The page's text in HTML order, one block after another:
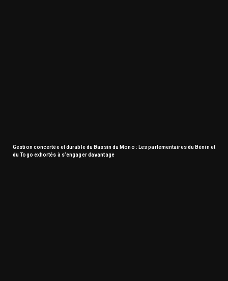
Gestion concertée et durable du Bassin du Mono : Les parlementaires du Bénin et
du Togo exhortés à s’engager davantage